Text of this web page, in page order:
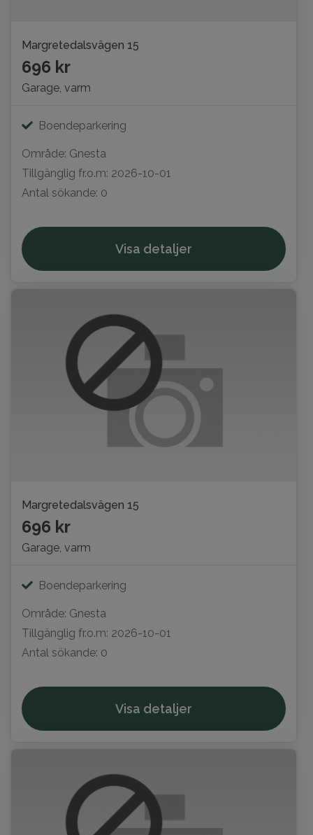
Margretedalsvägen 15
696 kr
Garage, varm
Boendeparkering
Område: Gnesta
Tillgänglig fr.o.m: 2026-10-01
Antal sökande: 0
Visa detaljer
Margretedalsvägen 15
696 kr
Garage, varm
Boendeparkering
Område: Gnesta
Tillgänglig fr.o.m: 2026-10-01
Antal sökande: 0
Visa detaljer